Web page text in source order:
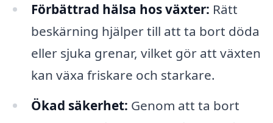
Förbättrad hälsa hos växter: Rätt
beskärning hjälper till att ta bort döda
eller sjuka grenar, vilket gör att växten
kan växa friskare och starkare.
Ökad säkerhet: Genom att ta bort